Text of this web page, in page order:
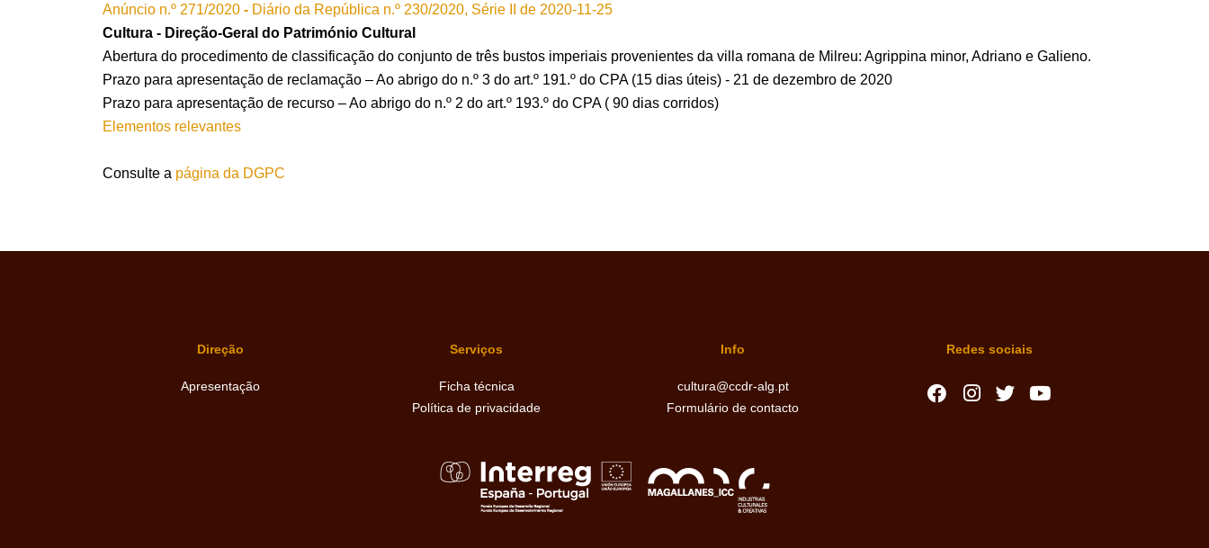
Anúncio n.º 271/2020 - Diário da República n.º 230/2020, Série II de 2020-11-25
Cultura - Direção-Geral do Património Cultural
Abertura do procedimento de classificação do conjunto de três bustos imperiais provenientes da villa romana de Milreu: Agrippina minor, Adriano e Galieno.
Prazo para apresentação de reclamação – Ao abrigo do n.º 3 do art.º 191.º do CPA (15 dias úteis) - 21 de dezembro de 2020
Prazo para apresentação de recurso – Ao abrigo do n.º 2 do art.º 193.º do CPA ( 90 dias corridos)
Elementos relevantes
Consulte a página da DGPC
Direção
Apresentação
Serviços
Ficha técnica
Política de privacidade
Info
cultura@ccdr-alg.pt
Formulário de contacto
Redes sociais